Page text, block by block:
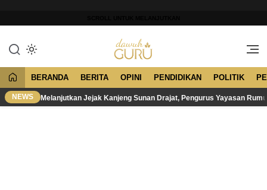
konten
Dawuh Guru
Merawat Tradisi, Membangun
BERANDA BERITA OPINI PENDIDIKAN POLITIK
NEWS Melanjutkan Jejak Kanjeng Sunan Drajat, Pengurus Yayasan